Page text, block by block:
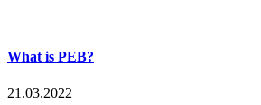
What is PEB?
21.03.2022